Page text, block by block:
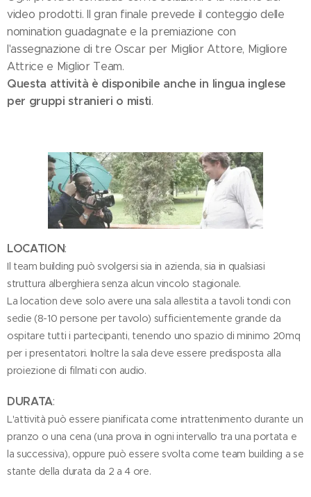
video prodotti. Il gran finale prevede il conteggio delle
nomination guadagnate e la premiazione con
l'assegnazione di tre Oscar per Miglior Attore, Migliore
Attrice e Miglior Team.
Questa attività è disponibile anche in lingua inglese
per gruppi stranieri o misti.
LOCATION:
Il team building può svolgersi sia in azienda, sia in qualsiasi
struttura alberghiera senza alcun vincolo stagionale.
La location deve solo avere una sala allestita a tavoli tondi con
sedie (8-10 persone per tavolo) sufficientemente grande da
ospitare tutti i partecipanti, tenendo uno spazio di minimo 20mq
per i presentatori. Inoltre la sala deve essere predisposta alla
proiezione di filmati con audio.
DURATA:
L'attività può essere pianificata come intrattenimento durante un
pranzo o una cena (una prova in ogni intervallo tra una portata e
la successiva), oppure può essere svolta come team building a se
stante della durata da 2 a 4 ore.